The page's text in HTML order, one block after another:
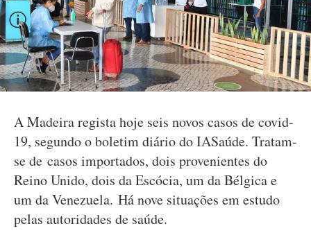
A Madeira regista hoje seis novos casos de covid-
19, segundo o boletim diário do IASaúde. Tratam-
se de casos importados, dois provenientes do
Reino Unido, dois da Escócia, um da Bélgica e
um da Venezuela. Há nove situações em estudo
pelas autoridades de saúde.